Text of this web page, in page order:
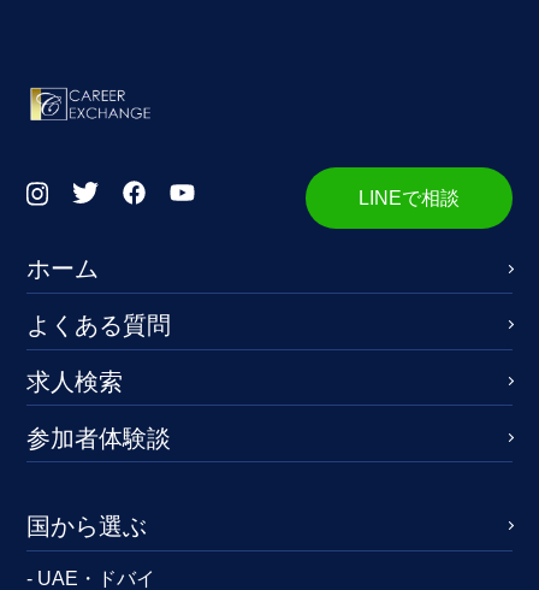
LINEで相談
ホーム
よくある質問
求人検索
参加者体験談
国から選ぶ
- UAE・ドバイ